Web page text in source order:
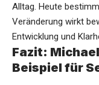
Alltag. Heute
Veränderung wirkt
Entwicklung und
Fazit:
Beispiel für